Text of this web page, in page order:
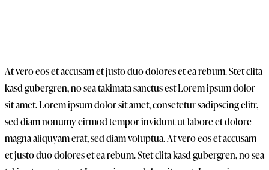
At vero eos et accusam et justo duo dolores et ea rebum. Stet clita
kasd gubergren, no sea takimata sanctus est Lorem ipsum dolor
sit amet. Lorem ipsum dolor sit amet, consetetur sadipscing elitr,
sed diam nonumy eirmod tempor invidunt ut labore et dolore
magna aliquyam erat, sed diam voluptua. At vero eos et accusam
et justo duo dolores et ea rebum. Stet clita kasd gubergren, no sea